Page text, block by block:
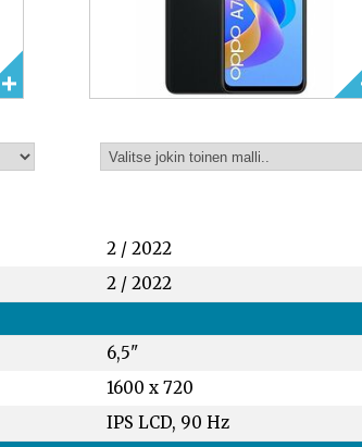
2 / 2022
2 / 2022
6,5"
1600 x 720
IPS LCD, 90 Hz